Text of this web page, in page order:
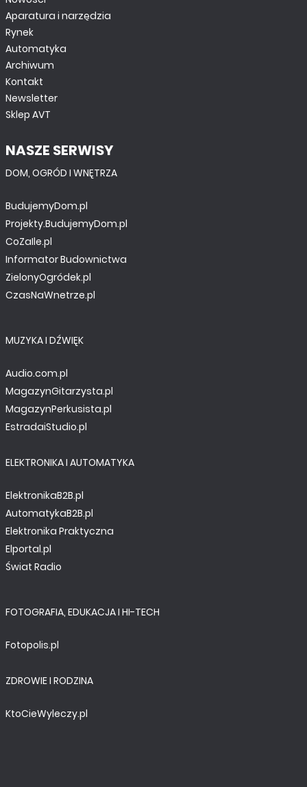
Aparatura i narzędzia
Rynek
Automatyka
Archiwum
Kontakt
Newsletter
Sklep AVT
NASZE SERWISY
DOM, OGRÓD I WNĘTRZA
BudujemyDom.pl
Projekty.BudujemyDom.pl
CoZaIle.pl
Informator Budownictwa
ZielonyOgródek.pl
CzasNaWnetrze.pl
MUZYKA I DŹWIĘK
Audio.com.pl
MagazynGitarzysta.pl
MagazynPerkusista.pl
EstradaiStudio.pl
ELEKTRONIKA I AUTOMATYKA
ElektronikaB2B.pl
AutomatykaB2B.pl
Elektronika Praktyczna
Elportal.pl
Świat Radio
FOTOGRAFIA, EDUKACJA I HI-TECH
Fotopolis.pl
ZDROWIE I RODZINA
KtoCieWyleczy.pl